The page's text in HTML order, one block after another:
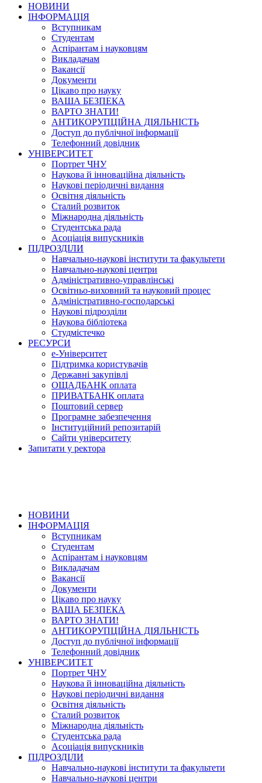
НОВИНИ
ІНФОРМАЦІЯ
Вступникам
Студентам
Аспірантам і науковцям
Викладачам
Вакансії
Документи
Цікаво про науку
ВАША БЕЗПЕКА
ВАРТО ЗНАТИ!
АНТИКОРУПЦІЙНА ДІЯЛЬНІСТЬ
Доступ до публічної інформації
Телефонний довідник
УНІВЕРСИТЕТ
Портрет ЧНУ
Наукова й інноваційна діяльність
Наукові періодичні видання
Освітня діяльність
Сталий розвиток
Міжнародна діяльність
Студентська рада
Асоціація випускників
ПІДРОЗДІЛИ
Навчально-наукові інститути та факультети
Навчально-наукові центри
Адміністративно-управлінські
Освітньо-виховний та науковий процес
Адміністративно-господарські
Наукові підрозділи
Наукова бібліотека
Студмістечко
РЕСУРСИ
е-Університет
Підтримка користувачів
Державні закупівлі
ОЩАДБАНК оплата
ПРИВАТБАНК оплата
Поштовий сервер
Програмне забезпечення
Інституційний репозитарій
Сайти університету
Запитати у ректора
НОВИНИ
ІНФОРМАЦІЯ
Вступникам
Студентам
Аспірантам і науковцям
Викладачам
Вакансії
Документи
Цікаво про науку
ВАША БЕЗПЕКА
ВАРТО ЗНАТИ!
АНТИКОРУПЦІЙНА ДІЯЛЬНІСТЬ
Доступ до публічної інформації
Телефонний довідник
УНІВЕРСИТЕТ
Портрет ЧНУ
Наукова й інноваційна діяльність
Наукові періодичні видання
Освітня діяльність
Сталий розвиток
Міжнародна діяльність
Студентська рада
Асоціація випускників
ПІДРОЗДІЛИ
Навчально-наукові інститути та факультети
Навчально-наукові центри